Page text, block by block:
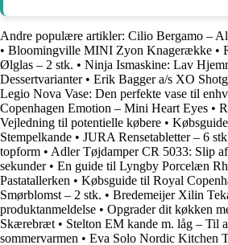
Andre populære artikler: Cilio Bergamo –
• Bloomingville MINI Zyon Knagerække •
Ølglas – 2 stk. • Ninja Ismaskine: Lav
Dessertvarianter• Erik Bagger a/s XO
Legio Nova Vase: Den perfekte vase til
Copenhagen Emotion – Mini Heart Eyes •
Vejledning til potentielle købere •
Stempelkande • JURA Rensetabletter – 6
topform • Adler Tøjdamper CR 5033: Slip
sekunder• En guide til Lyngby Porcelæn
Pastatallerken • Købsguide til Royal
Smørblomst – 2 stk. • Bredemeijer Xilin
produktanmeldelse • Opgrader dit køkken
Skærebræt • Stelton EM kande m. låg – Til
sommervarmen • Eva Solo Nordic Kitchen